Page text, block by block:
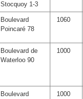
Stocquoy 1-3
Boulevard
Poincaré 78
1060
Boulevard de
Waterloo 90
1000
Boulevard
1000